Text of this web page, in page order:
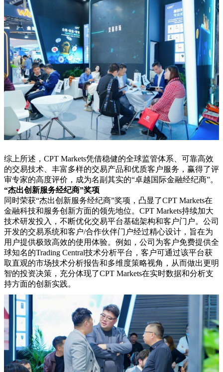
综上所述，CPT Markets凭借稳健的全球监管体系、可靠高效
的交易技术、丰富多样的交易产品和优质客户服务，赢得了评
审专家的高度评价，成为名副其实的“卓越国际金融经纪商”。
“杰出创新服务经纪商”奖项
同时荣获“杰出创新服务经纪商”奖项，凸显了CPT Markets在
金融科技和服务创新方面的领先地位。CPT Markets持续加大
技术研发投入，不断优化交易平台基础架构和客户门户。公司
开发的交易系统和客户/合作伙伴门户经过精心设计，旨在为
用户提供极致高效的使用体验。例如，公司为客户免费提供全
球知名的Trading Central技术分析平台，客户可通过该平台获
取直观的市场技术分析报告和多维度策略视角，从而做出更明
智的投资决策，充分体现了CPT Markets在实时数据和分析支
持方面的创新实践。